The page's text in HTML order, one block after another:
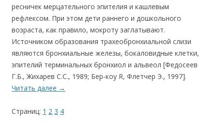
ресничек мерцательного эпителия и кашлевым
рефлексом. При этом дети раннего и дошкольного
возраста, как правило, мокроту заглатывают.
Источником образования трахеобронхиальной слизи
являются бронхиальные железы, бокаловидные клетки,
эпителий терминальных бронхиол и альвеол [Федосеев
Г.Б., Жихарев С.С., 1989; Бер-коу R, Флетчер Э., 1997].
Читать далее →
Страниц: 1 2 3 4